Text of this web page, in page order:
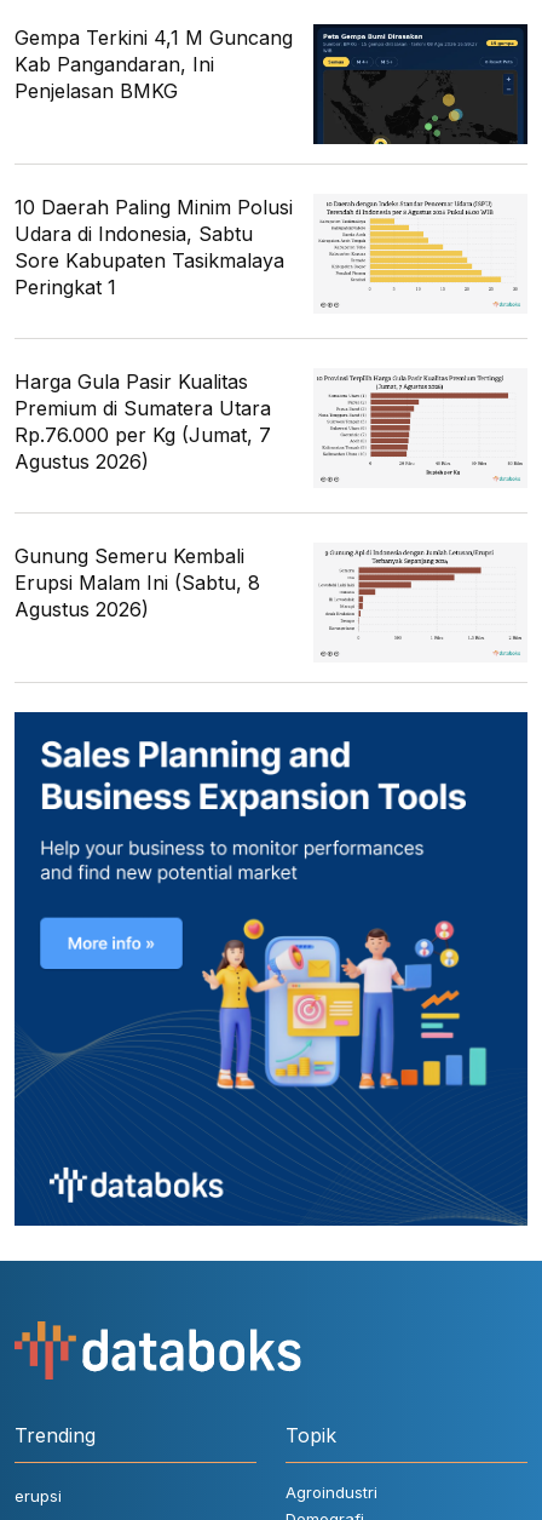
Gempa Terkini 4,1 M Guncang
Kab Pangandaran, Ini
Penjelasan BMKG
10 Daerah Paling Minim Polusi
Udara di Indonesia, Sabtu
Sore Kabupaten Tasikmalaya
Peringkat 1
Harga Gula Pasir Kualitas
Premium di Sumatera Utara
Rp.76.000 per Kg (Jumat, 7
Agustus 2026)
Gunung Semeru Kembali
Erupsi Malam Ini (Sabtu, 8
Agustus 2026)
Trending
erupsi
Topik
Agroindustri